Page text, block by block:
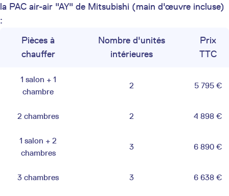
la PAC air-air "AY" de Mitsubishi (main d'œuvre incluse)
:
Pièces à
chauffer
Nombre d'unités
intérieures
Prix
TTC
1 salon + 1
chambre
2 5 795 €
2 chambres 2 4 898 €
1 salon + 2
chambres
3 6 890 €
3 chambres 3 6 638 €